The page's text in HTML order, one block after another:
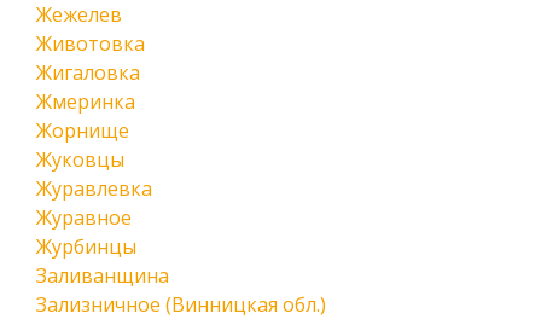
Жежелев
Животовка
Жигаловка
Жмеринка
Жорнище
Жуковцы
Журавлевка
Журавное
Журбинцы
Заливанщина
Зализничное (Винницкая обл.)